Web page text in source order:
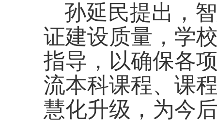
孙延民提出，
证建设质量，学
指导，以确保各
流本科课程、课
慧化升级，为今